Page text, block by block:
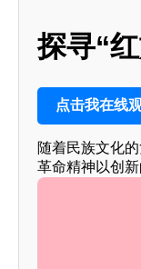
探寻“
点击我在线
随着民族文化
革命精神以创